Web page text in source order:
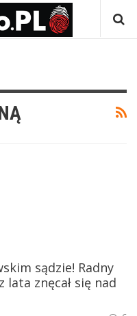
sądzie! Radny
znęcał się nad